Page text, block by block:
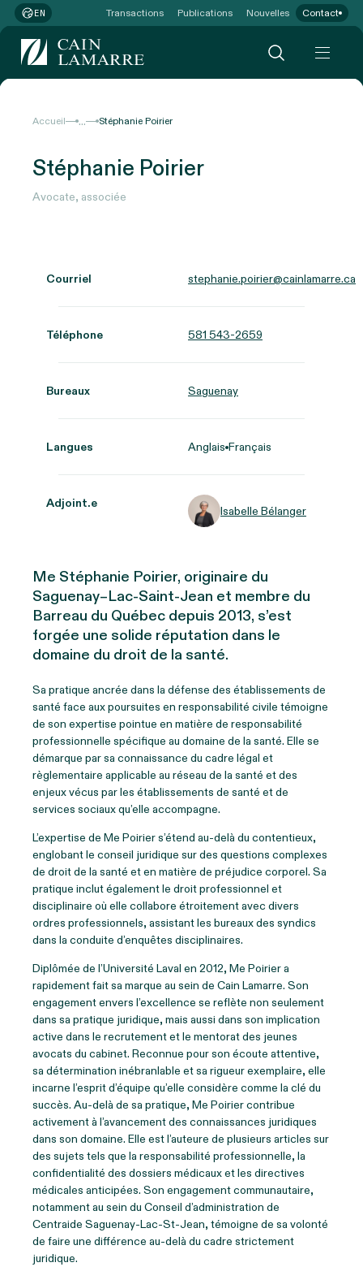
EN Transactions Publications Nouvelles Contact
Accueil ... Stéphanie Poirier
Stéphanie Poirier
Avocate, associée
Courriel stephanie.poirier@cainlamarre.ca
Téléphone 581 543-2659
Bureaux Saguenay
Langues Anglais Français
Adjoint.e Isabelle Bélanger
Me Stéphanie Poirier, originaire du
Saguenay–Lac-Saint-Jean et membre du
Barreau du Québec depuis 2013, s’est
forgée une solide réputation dans le
domaine du droit de la santé.
Sa pratique ancrée dans la défense des établissements de
santé face aux poursuites en responsabilité civile témoigne
de son expertise pointue en matière de responsabilité
professionnelle spécifique au domaine de la santé. Elle se
démarque par sa connaissance du cadre légal et
règlementaire applicable au réseau de la santé et des
enjeux vécus par les établissements de santé et de
services sociaux qu’elle accompagne.
L’expertise de Me Poirier s’étend au-delà du contentieux,
englobant le conseil juridique sur des questions complexes
de droit de la santé et en matière de préjudice corporel. Sa
pratique inclut également le droit professionnel et
disciplinaire où elle collabore étroitement avec divers
ordres professionnels, assistant les bureaux des syndics
dans la conduite d’enquêtes disciplinaires.
Diplômée de l’Université Laval en 2012, Me Poirier a
rapidement fait sa marque au sein de Cain Lamarre. Son
engagement envers l’excellence se reflète non seulement
dans sa pratique juridique, mais aussi dans son implication
active dans le recrutement et le mentorat des jeunes
avocats du cabinet. Reconnue pour son écoute attentive,
sa détermination inébranlable et sa rigueur exemplaire, elle
incarne l’esprit d’équipe qu’elle considère comme la clé du
succès. Au-delà de sa pratique, Me Poirier contribue
activement à l’avancement des connaissances juridiques
dans son domaine. Elle est l’auteure de plusieurs articles sur
des sujets tels que la responsabilité professionnelle, la
confidentialité des dossiers médicaux et les directives
médicales anticipées. Son engagement communautaire,
notamment au sein du Conseil d’administration de
Centraide Saguenay-Lac-St-Jean, témoigne de sa volonté
de faire une différence au-delà du cadre strictement
juridique.